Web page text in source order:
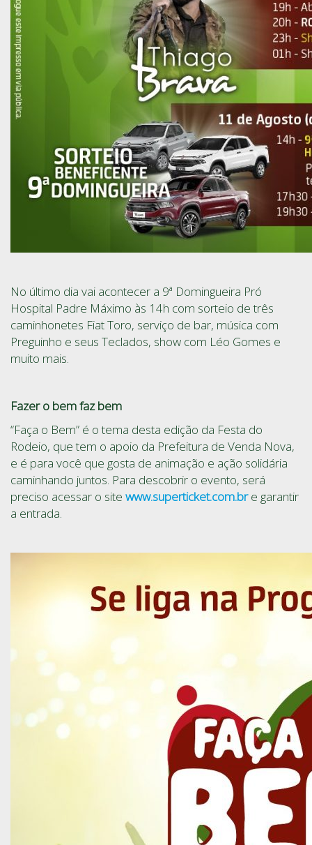
No último dia vai acontecer a 9ª Domingueira Pró
Hospital Padre Máximo às 14h com sorteio de três
caminhonetes Fiat Toro, serviço de bar, música com
Preguinho e seus Teclados, show com Léo Gomes e
muito mais.
Fazer o bem faz bem
“Faça o Bem” é o tema desta edição da Festa do
Rodeio, que tem o apoio da Prefeitura de Venda Nova,
e é para você que gosta de animação e ação solidária
caminhando juntos. Para descobrir o evento, será
preciso acessar o site www.superticket.com.bre garantir
a entrada.